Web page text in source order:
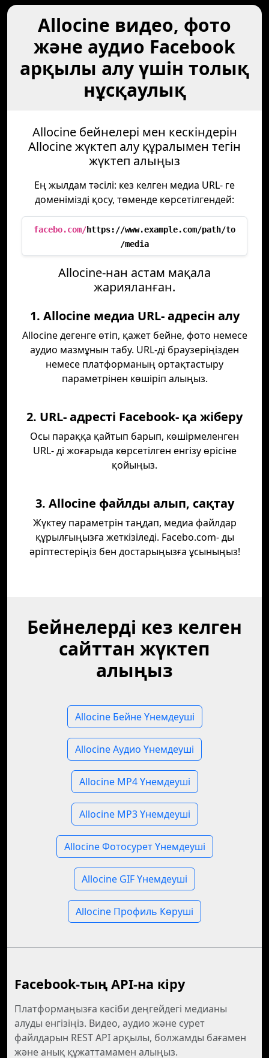
Allocine видео, фото
және аудио Facebook
арқылы алу үшін толық
нұсқаулық
Allocine бейнелері мен кескіндерін
Allocine жүктеп алу құралымен тегін
жүктеп алыңыз
Ең жылдам тәсілі: кез келген медиа URL- ге
доменімізді қосу, төменде көрсетілгендей:
facebo.com/https://www.example.com/path/to
/media
Allocine-нан астам мақала
жарияланған.
1. Allocine медиа URL- адресін алу
Allocine дегенге өтіп, қажет бейне, фото немесе
аудио мазмұнын табу. URL-ді браузеріңізден
немесе платформаның ортақтастыру
параметрінен көшіріп алыңыз.
2. URL- адресті Facebook- қа жіберу
Осы параққа қайтып барып, көшірмеленген
URL- ді жоғарыда көрсетілген енгізу өрісіне
қойыңыз.
3. Allocine файлды алып, сақтау
Жүктеу параметрін таңдап, медиа файлдар
құрылғыңызға жеткізіледі. Facebo.com- ды
әріптестеріңіз бен достарыңызға ұсыныңыз!
Бейнелерді кез келген
сайттан жүктеп
алыңыз
Allocine Бейне Үнемдеуші
Allocine Аудио Үнемдеуші
Allocine MP4 Үнемдеуші
Allocine MP3 Үнемдеуші
Allocine Фотосурет Үнемдеуші
Allocine GIF Үнемдеуші
Allocine Профиль Көруші
Facebook-тың API-на кіру
Платформаңызға кәсіби деңгейдегі медианы
алуды енгізіңіз. Видео, аудио және сурет
файлдарын REST API арқылы, болжамды бағамен
және анық құжаттамамен алыңыз.